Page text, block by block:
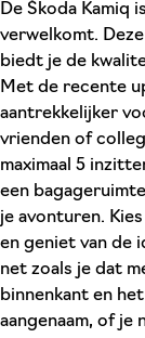
De Škoda Kamiq
verwelkomt.
biedt je de
Met de recente
aantrekkelijker
vrienden of
maximaal 5
een
je avonturen.
en geniet van de
net zoals je dat
binnenkant en
aangenaam, of je